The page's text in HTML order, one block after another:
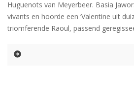
Huguenots van Meyerbeer. Basia
vivants en hoorde een ‘Valentine uit
triomferende Raoul, passend